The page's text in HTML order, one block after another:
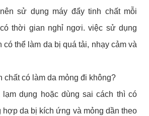
sử dụng máy đẩy tinh chất mỗi
thời gian nghỉ ngơi. việc sử dụng
thể làm da bị quá tải, nhạy cảm và
chất có làm da mỏng đi không?
lạm dụng hoặc dùng sai cách thì có
da bị kích ứng và mỏng dần theo